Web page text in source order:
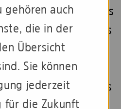
ma sinctis ex eos
ressimpos doluptaes
tatur, omnihil
ssuscia iminvel
que dolupiet facipis
volut quo to
gehören auch
die in der
Übersicht
Sie können
jederzeit
für die Zukunft